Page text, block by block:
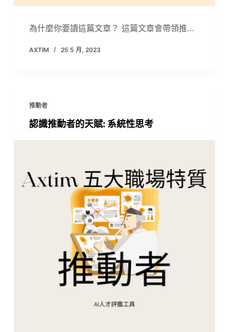
為什麼你要讀這篇文章？ 這篇文章會帶領推…
AXTIM 25 5 月, 2023
推動者
認識推動者的天賦: 系統性思考